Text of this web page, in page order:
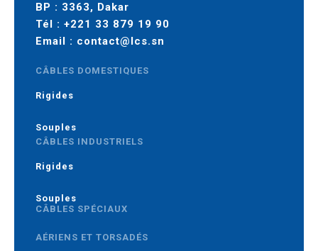
BP : 3363, Dakar
Tél : +221 33 879 19 90
Email : contact@lcs.sn
CÂBLES DOMESTIQUES
Rigides
Souples
CÂBLES INDUSTRIELS
Rigides
Souples
CÂBLES SPÉCIAUX
AÉRIENS ET TORSADÉS